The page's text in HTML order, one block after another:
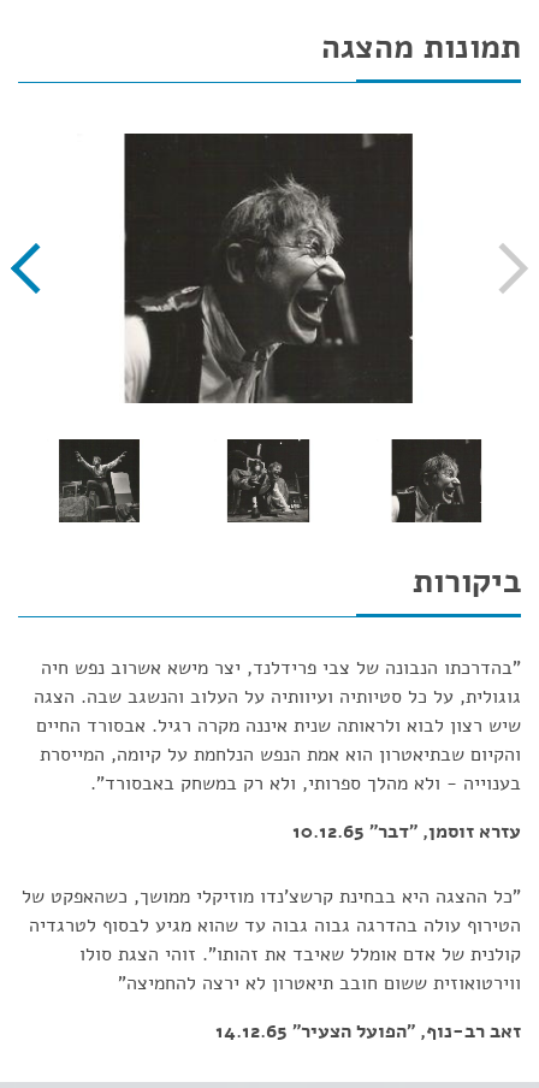
תמונות מהצגה
ביקורות
"בהדרכתו הנבונה של צבי פרידלנד, יצר מישא אשרוב נפש חיה
גוגולית, על כל סטיותיה ועיוותיה על העלוב והנשגב שבה. הצגה
שיש רצון לבוא ולראותה שנית איננה מקרה רגיל. אבסורד החיים
והקיום שבתיאטרון הוא אמת הנפש הנלחמת על קיומה, המייסרת
בענוייה - ולא מהלך ספרותי, ולא רק במשחק באבסורד".
עזרא זוסמן, "דבר" 10.12.65
"כל ההצגה היא בבחינת קרשצ'נדו מוזיקלי ממושך, כשהאפקט של
הטירוף עולה בהדרגה גבוה גבוה עד שהוא מגיע לבסוף לטרגדיה
קולנית של אדם אומלל שאיבד את זהותו". זוהי הצגת סולו
ווירטואוזית ששום חובב תיאטרון לא ירצה להחמיצה"
זאב רב-נוף, "הפועל הצעיר" 14.12.65